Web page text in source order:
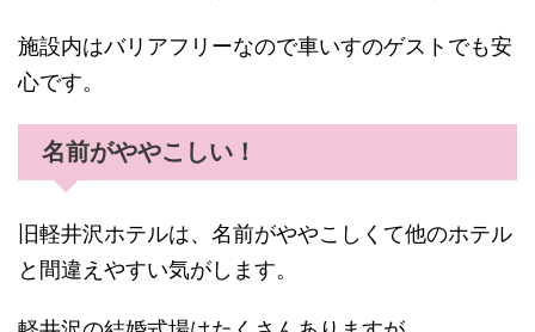
施設内はバリアフリーなので車いすのゲストでも安
心です。
名前がややこしい！
旧軽井沢ホテルは、名前がややこしくて他のホテル
と間違えやすい気がします。